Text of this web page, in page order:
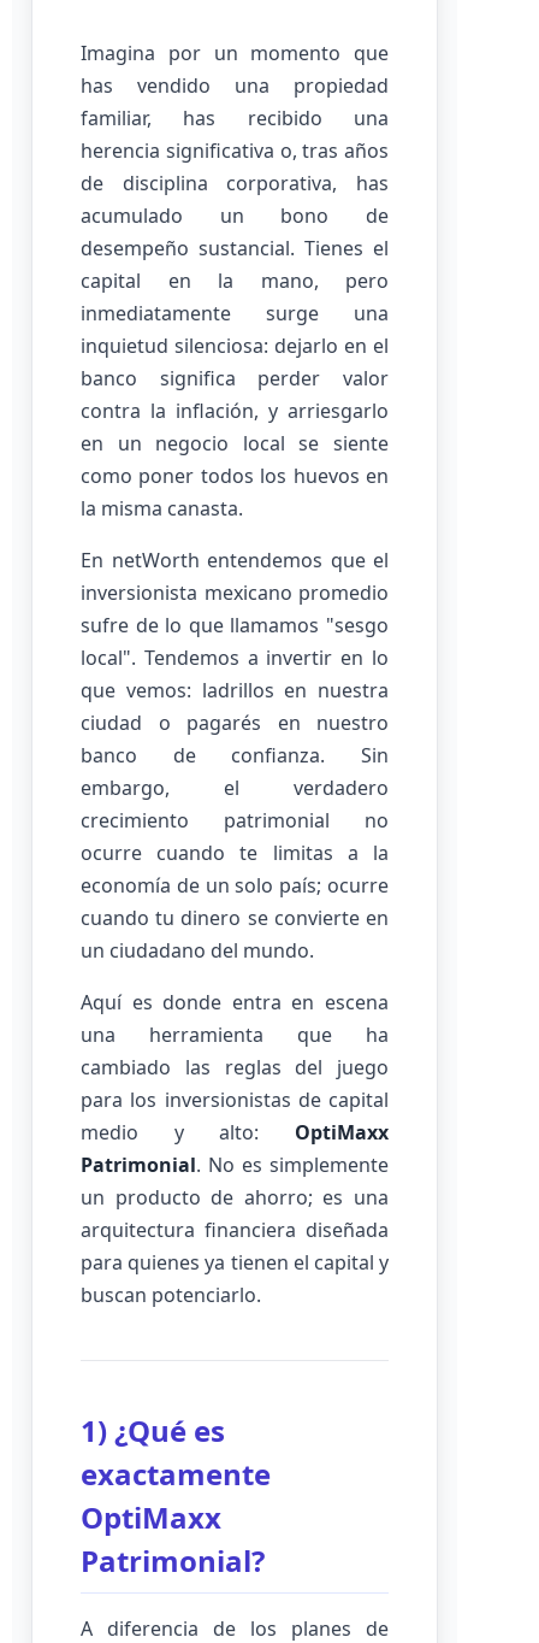
Imagina por un momento que
has vendido una propiedad
familiar, has recibido una
herencia significativa o, tras años
de disciplina corporativa, has
acumulado un bono de
desempeño sustancial. Tienes el
capital en la mano, pero
inmediatamente surge una
inquietud silenciosa: dejarlo en el
banco significa perder valor
contra la inflación, y arriesgarlo
en un negocio local se siente
como poner todos los huevos en
la misma canasta.
En netWorth entendemos que el
inversionista mexicano promedio
sufre de lo que llamamos "sesgo
local". Tendemos a invertir en lo
que vemos: ladrillos en nuestra
ciudad o pagarés en nuestro
banco de confianza. Sin
embargo, el verdadero
crecimiento patrimonial no
ocurre cuando te limitas a la
economía de un solo país; ocurre
cuando tu dinero se convierte en
un ciudadano del mundo.
Aquí es donde entra en escena
una herramienta que ha
cambiado las reglas del juego
para los inversionistas de capital
medio y alto: OptiMaxx
Patrimonial. No es simplemente
un producto de ahorro; es una
arquitectura financiera diseñada
para quienes ya tienen el capital y
buscan potenciarlo.
1) ¿Qué es
exactamente
OptiMaxx
Patrimonial?
A diferencia de los planes de